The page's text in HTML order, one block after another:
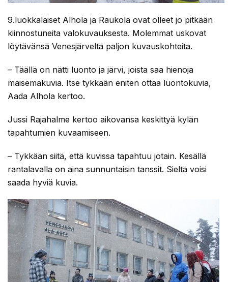
9.luokkalaiset Alhola ja Raukola ovat olleet jo pitkään
kiinnostuneita valokuvauksesta. Molemmat uskovat
löytävänsä Venesjärveltä paljon kuvauskohteita.
– Täällä on nätti luonto ja järvi, joista saa hienoja
maisemakuvia. Itse tykkään eniten ottaa luontokuvia,
Aada Alhola kertoo.
Jussi Rajahalme kertoo aikovansa keskittyä kylän
tapahtumien kuvaamiseen.
– Tykkään siitä, että kuvissa tapahtuu jotain. Kesällä
rantalavalla on aina sunnuntaisin tanssit. Sieltä voisi
saada hyviä kuvia.